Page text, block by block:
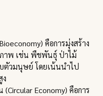
คือการมุ่งสร้าง
าพ เช่น พืชพันธุ์ ป่าไม้
ตัวมนุษย์ โดยเน้นนำไป
Economy) คือการ